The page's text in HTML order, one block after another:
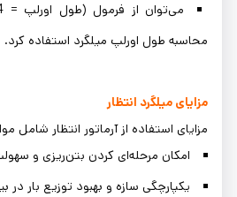
محاسبه طول اورلپ میلگرد استفاده کرد.
مزایای میلگرد انتظار
مزایای استفاده از آرماتور انتظار شامل
امکان مرحله‌ای کردن بتن‌ریزی و
یکپارچگی سازه و بهبود توزیع بار در